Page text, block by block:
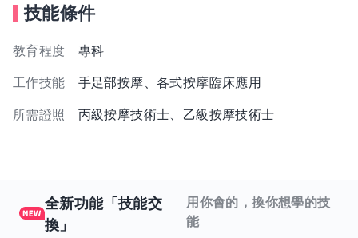
技能條件
教育程度 專科
工作技能 手足部按摩、各式按摩臨床應用
所需證照 丙級按摩技術士、乙級按摩技術士
全新功能「技能交
換」
用你會的，換你想學的技
能